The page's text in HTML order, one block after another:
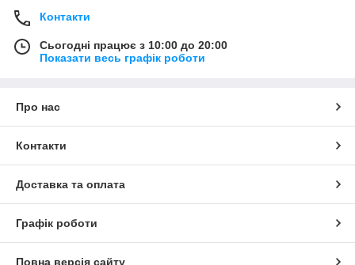
Контакти
Сьогодні працює з 10:00 до 20:00
Показати весь графік роботи
Про нас
Контакти
Доставка та оплата
Графік роботи
Повна версія сайту